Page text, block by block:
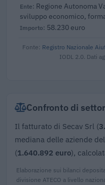
Regione Autonoma
sviluppo economico,
58.230 euro
Fonte: Registro Nazionale
IODL 2.0. Dati
Confronto di
Il fatturato di Secav Srl (
mediana delle aziende
(1.640.892 euro),
Elaborazione sui bilanci
divisione ATECO a livello